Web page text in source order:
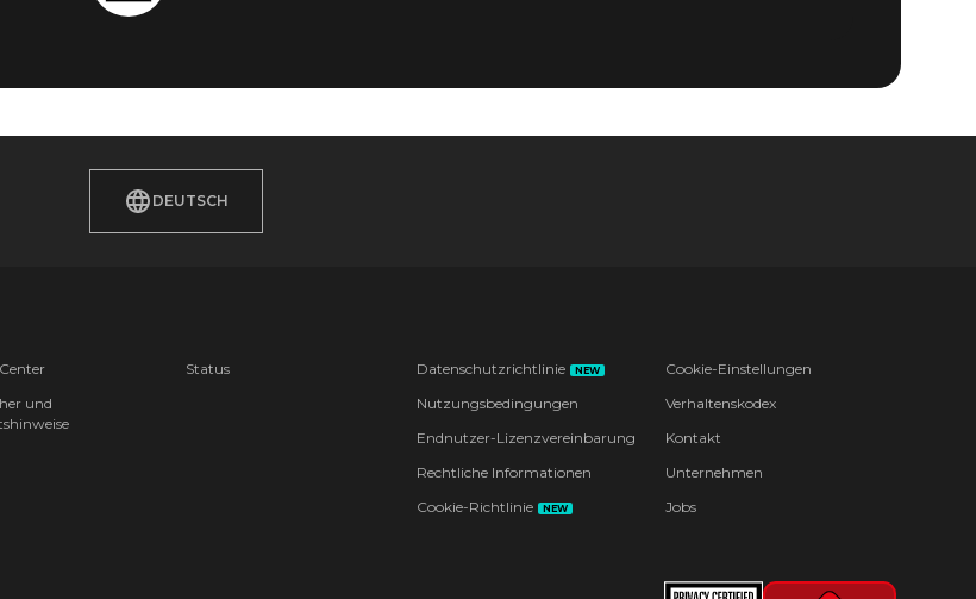
DEUTSCH
und
Status Datenschutzrichtlinie NEW
Nutzungsbedingungen
Endnutzer-Lizenzvereinbarung
Rechtliche Informationen
Cookie-Richtlinie
NEW
Cookie-Einstellungen
Verhaltenskodex
Kontakt
Unternehmen
Jobs